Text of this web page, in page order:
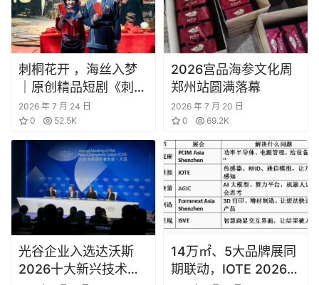
刺桐花开 ，海丝入梦
｜原创精品短剧《刺桐
花开》 正式开机！
2026 年 7 月 24 日
0
52.5K
2026宫品海参文化周
郑州站圆满落幕
2026 年 7 月 20 日
0
69.2K
光谷企业入选达沃斯
2026十大新兴技术：
14万㎡、5大品牌展同
期联动，IOTE 2026深